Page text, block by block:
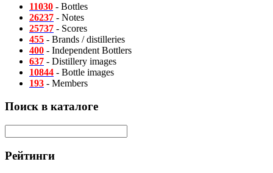
11030 - Bottles
26237 - Notes
25737 - Scores
455 - Brands / distilleries
400 - Independent Bottlers
637 - Distillery images
10844 - Bottle images
193 - Members
Поиск в каталоге
Рейтинги